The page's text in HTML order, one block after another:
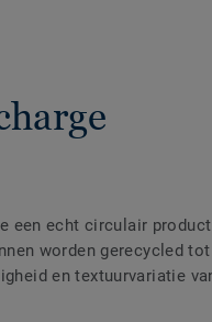
een echt circulair
worden gerecycled
en textuurvariatie